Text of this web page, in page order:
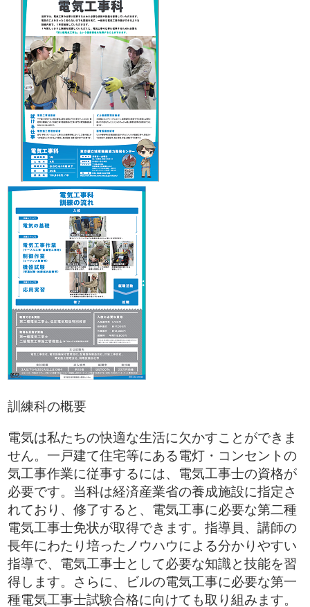
訓練科の概要
電気は私たちの快適な生活に欠かすことができま
せん。一戸建て住宅等にある電灯・コンセントの
気工事作業に従事するには、電気工事士の資格が
必要です。当科は経済産業省の養成施設に指定さ
れており、修了すると、電気工事に必要な第二種
電気工事士免状が取得できます。指導員、講師の
長年にわたり培ったノウハウによる分かりやすい
指導で、電気工事士として必要な知識と技能を習
得します。さらに、ビルの電気工事に必要な第一
種電気工事士試験合格に向けても取り組みます。